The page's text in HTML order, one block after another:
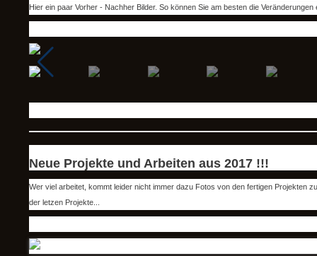
Hier ein paar Vorher - Nachher Bilder. So können Sie am besten die Veränderungen
Neue Projekte und Arbeiten aus 2017 !!!
Wer viel arbeitet, kommt leider nicht immer dazu Fotos von den fertigen Projekten
der letzen Projekte...